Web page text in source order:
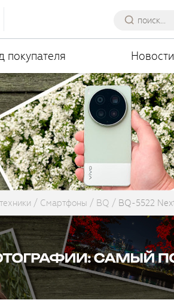
покупателя Новости
Смартфоны BQ BQ-5522